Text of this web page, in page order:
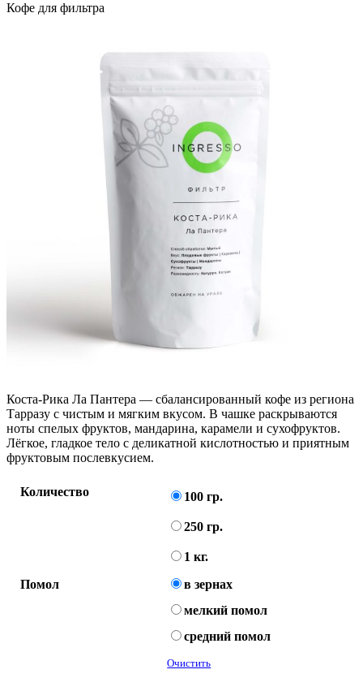
Кофе для фильтра
Коста-Рика Ла Пантера — сбалансированный кофе из региона
Тарразу с чистым и мягким вкусом. В чашке раскрываются
ноты спелых фруктов, мандарина, карамели и сухофруктов.
Лёгкое, гладкое тело с деликатной кислотностью и приятным
фруктовым послевкусием.
Количество 100 гр.
250 гр.
1 кг.
Помол
в зернах
мелкий помол
средний помол
Очистить